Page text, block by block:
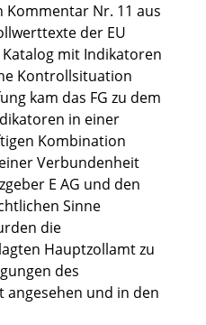
Nr. 11 aus
der EU
mit Indikatoren
Kontrollsituation
kam das FG zu dem
in einer
Kombination
Verbundenheit
E AG und den
Sinne
die
Hauptzollamt zu
des
angesehen und in den